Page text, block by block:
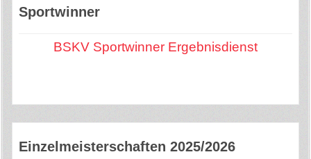
Sportwinner
BSKV Sportwinner Ergebnisdienst
Einzelmeisterschaften 2025/2026